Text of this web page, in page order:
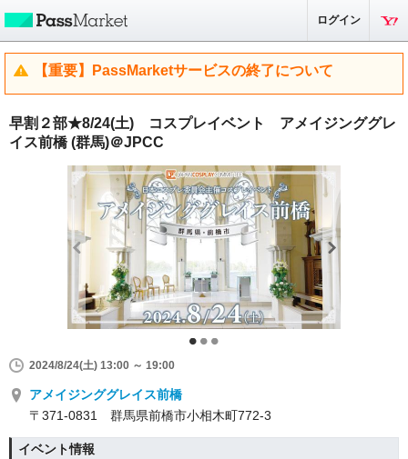
ログイン
【重要】PassMarketサービスの終了について
早割２部★8/24(土) コスプレイベント アメイジンググレ
イス前橋 (群馬)＠JPCC
2024/8/24(土) 13:00 ～ 19:00
アメイジンググレイス前橋
〒371-0831 群馬県前橋市小相木町772-3
イベント情報